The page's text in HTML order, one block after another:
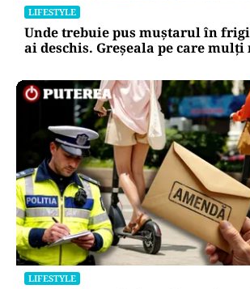
LIFESTYLE
Unde trebuie pus muștarul în
ai deschis. Greșeala pe care mulți
LIFESTYLE